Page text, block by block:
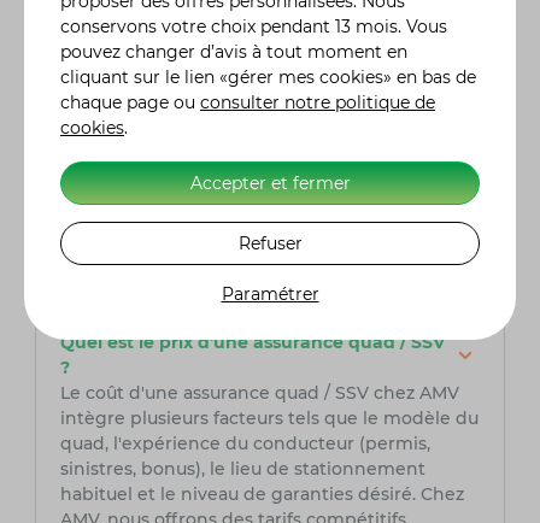
assureur spécialisé dans le domaine de la moto,
est une option à prendre en sérieuse
considération. Fort de son expertise, AMV offre
des solutions adaptées aux besoins spécifiques
des pilotes de quad, assurant ainsi une
couverture complète et fiable pour leurs
véhicules tout-terrain. Grâce à son expertise du
secteur, AMV peut offrir des services sur
mesure et des conseils avisés, assurant la
tranquillité d'esprit des motocyclistes et
passionnés de tout-terrain tout au long de leurs
aventures sur la route et les chemins.
Quel est le prix d'une assurance quad / SSV
?
Le coût d'une assurance quad / SSV chez AMV
intègre plusieurs facteurs tels que le modèle du
quad, l'expérience du conducteur (permis,
sinistres, bonus), le lieu de stationnement
habituel et le niveau de garanties désiré. Chez
conservons votre choix pendant 13 mois. Vous
pouvez changer d’avis à tout moment en
cliquant sur le lien «gérer mes cookies» en bas de
chaque page ou consulter notre politique de
cookies.
Accepter et fermer
Refuser
Paramétrer